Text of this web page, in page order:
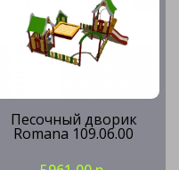
Песочный дворик
Romana 109.06.00